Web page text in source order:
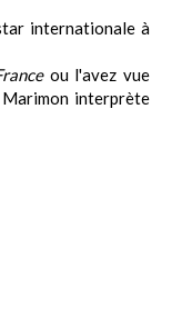
internationale à
ou l'avez vue
interprète